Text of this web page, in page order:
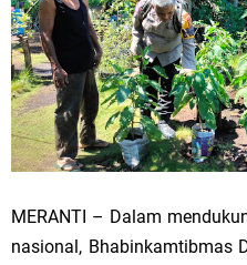
MERANTI – Dalam
nasional, Bhabinkamtibmas